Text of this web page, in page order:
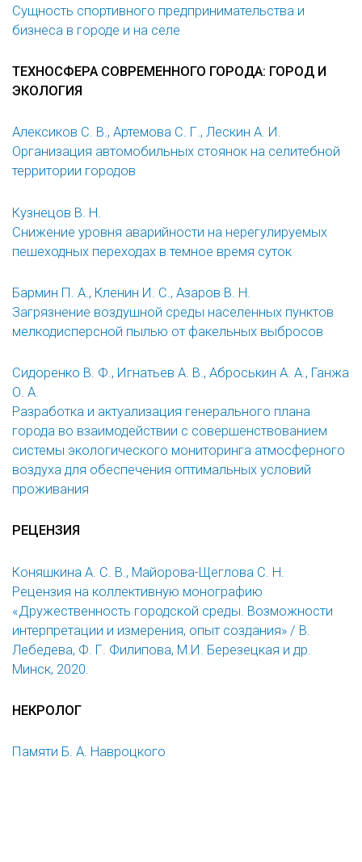
Сущность спортивного предпринимательства и
бизнеса в городе и на селе
ТЕХНОСФЕРА СОВРЕМЕННОГО ГОРОДА: ГОРОД И
ЭКОЛОГИЯ
Алексиков С. В., Артемова С. Г., Лескин А. И.
Организация автомобильных стоянок на селитебной
территории городов
Кузнецов В. Н.
Снижение уровня аварийности на нерегулируемых
пешеходных переходах в темное время суток
Бармин П. А., Кленин И. С., Азаров В. Н.
Загрязнение воздушной среды населенных пунктов
мелкодисперсной пылью от факельных выбросов
Сидоренко В. Ф., Игнатьев А. В., Аброськин А. А., Ганжа
О. А.
Разработка и актуализация генерального плана
города во взаимодействии с совершенствованием
системы экологического мониторинга атмосферного
воздуха для обеспечения оптимальных условий
проживания
РЕЦЕНЗИЯ
Коняшкина А. С. В., Майорова-Щеглова С. Н.
Рецензия на коллективную монографию
«Дружественность городской среды. Возможности
интерпретации и измерения, опыт создания» / В.
Лебедева, Ф. Г. Филипова, М.И. Березецкая и др.
Минск, 2020.
НЕКРОЛОГ
Памяти Б. А. Навроцкого